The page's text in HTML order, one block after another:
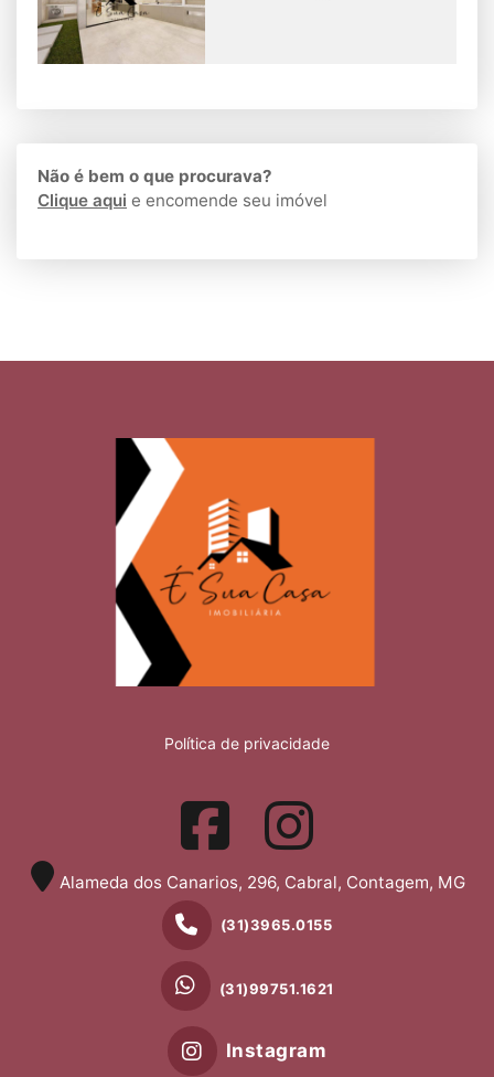
Não é bem o que procurava?
Clique aqui e encomende seu imóvel
Política de privacidade
Alameda dos Canarios, 296, Cabral, Contagem, MG
(31)3965.0155
(31)99751.1621
Instagram